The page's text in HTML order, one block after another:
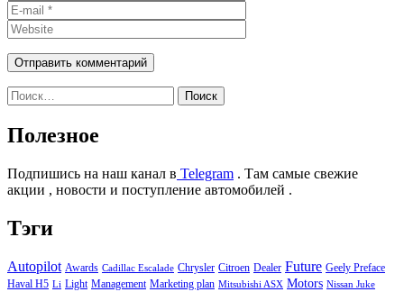
Найти:
Полезное
Подпишись на наш канал в Telegram . Там самые свежие
акции , новости и поступление автомобилей .
Тэги
Autopilot Awards Cadillac Escalade Chrysler Citroen Dealer Future Geely Preface
Haval H5 Li Light Management Marketing plan Mitsubishi ASX Motors Nissan Juke